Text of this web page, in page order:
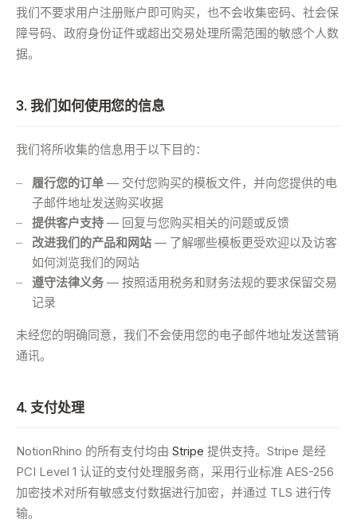
我们不要求用户注册账户即可购买，也不会收集密码、社会保
障号码、政府身份证件或超出交易处理所需范围的敏感个人数
据。
3. 我们如何使用您的信息
我们将所收集的信息用于以下目的：
履行您的订单 — 交付您购买的模板文件，并向您提供的电
子邮件地址发送购买收据
提供客户支持 — 回复与您购买相关的问题或反馈
改进我们的产品和网站 — 了解哪些模板更受欢迎以及访客
如何浏览我们的网站
遵守法律义务 — 按照适用税务和财务法规的要求保留交易
记录
未经您的明确同意，我们不会使用您的电子邮件地址发送营销
通讯。
4. 支付处理
NotionRhino 的所有支付均由 Stripe 提供支持。Stripe 是经
PCI Level 1 认证的支付处理服务商，采用行业标准 AES-256
加密技术对所有敏感支付数据进行加密，并通过 TLS 进行传
输。